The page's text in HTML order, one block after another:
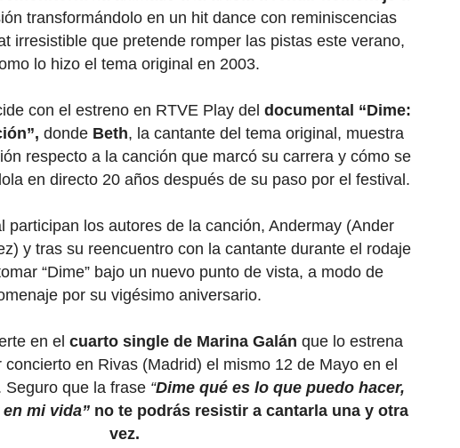
transformándolo en un hit dance con reminiscencias
irresistible que pretende romper las pistas este verano,
lo hizo el tema original en 2003.
con el estreno en RTVE Play del documental “Dime:
dondeBeth, la cantante del tema original, muestra
respecto a la canción que marcó su carrera y cómo se
en directo 20 años después de su paso por el festival.
participan los autores de la canción, Andermay (Ander
y tras su reencuentro con la cantante durante el rodaje
“Dime” bajo un nuevo punto de vista, a modo de
por su vigésimo aniversario.
en el cuarto single de Marina Galán que lo estrena
en Rivas (Madrid) el mismo 12 de Mayo en el
que la frase “Dime qué es lo que puedo hacer,
mi vida” no te podrás resistir a cantarla una y otra
vez.